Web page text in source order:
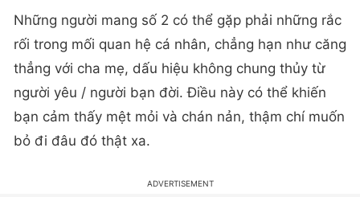
Những người mang số 2 có thể gặp phải những rắc
rối trong mối quan hệ cá nhân, chẳng hạn như căng
thẳng với cha mẹ, dấu hiệu không chung thủy từ
người yêu / người bạn đời. Điều này có thể khiến
bạn cảm thấy mệt mỏi và chán nản, thậm chí muốn
bỏ đi đâu đó thật xa.